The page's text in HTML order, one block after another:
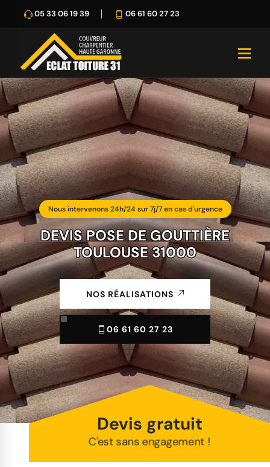
05 33 06 19 39 06 61 60 27 23
Nous intervenons 24h/24 sur 7j/7 en cas d'urgence
DEVIS POSE DE GOUTTIÈRE
TOULOUSE 31000
NOS RÉALISATIONS
06 61 60 27 23
Devis gratuit
C'est sans engagement !